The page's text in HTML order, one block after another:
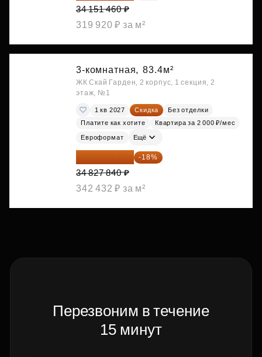
34 151 460 ₽
319 920 ₽ за м²
3-комнатная, 83.4м²
ЖК Скай Гарден, 2 корпус, 1 секция, 2
этаж, №1
1 кв 2027 Скидка
Без отделки
Платите как хотите
Квартира за 2 000 ₽/мес
Евроформат Ещё
28 558 829 ₽ -18%
34 827 840 ₽
342 432 ₽ за м²
Перезвоним в течение
15 минут